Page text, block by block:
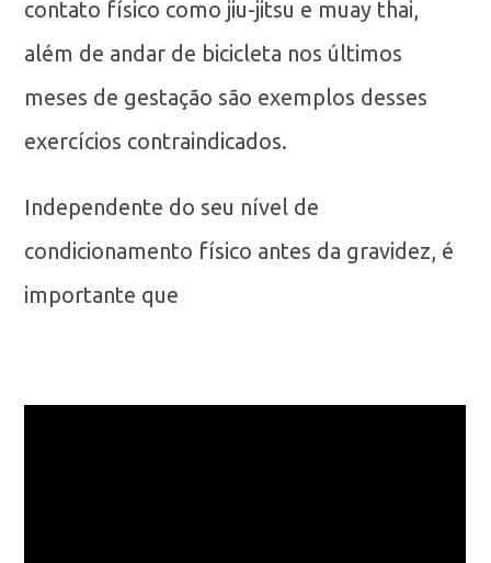
contato físico como jiu-jitsu e muay thai,
além de andar de bicicleta nos últimos
meses de gestação são exemplos desses
exercícios contraindicados.
Independente do seu nível de
condicionamento físico antes da gravidez, é
importante que